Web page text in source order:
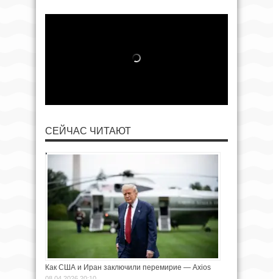
СЕЙЧАС ЧИТАЮТ
Как США и Иран заключили перемирие — Axios